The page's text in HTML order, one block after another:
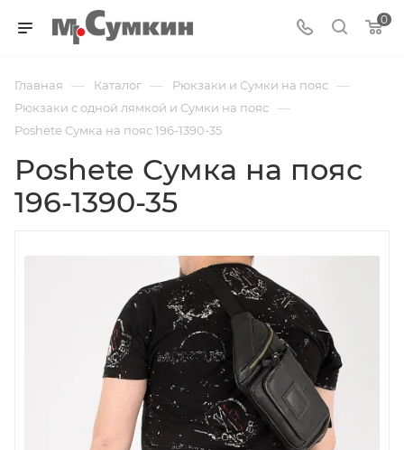
0
Главная — Каталог — Рюкзаки и Сумки на пояс —
Рюкзаки с одной лямкой и Сумки на пояс —
Poshete Сумка на пояс 196-1390-35
Poshete Сумка на пояс
196-1390-35